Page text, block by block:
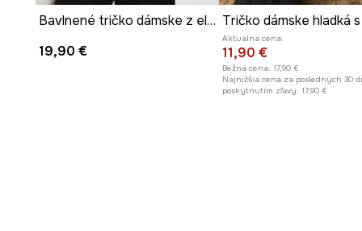
Bavlnené tričko dámske z elastánu s aplikáciou
19,90 €
Aktuálna cena:
11,90 €
Bežná cena: 17,90 €
Najnižšia cena za posledných 30
poskytnutím zľavy: 17,90 €